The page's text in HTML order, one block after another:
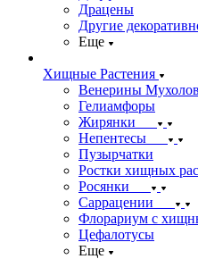
Драцены
Другие
Еще
Хищные Растения
Венерины
Гелиамфоры
Жирянки
Непентесы
Пузырчатки
Ростки хищных
Росянки
Саррацении
Флорариум с
Цефалотусы
Еще